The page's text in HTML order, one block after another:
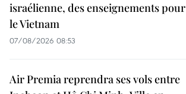
israélienne, des enseignements pour
le Vietnam
07/08/2026 08:53
Air Premia reprendra ses vols entre